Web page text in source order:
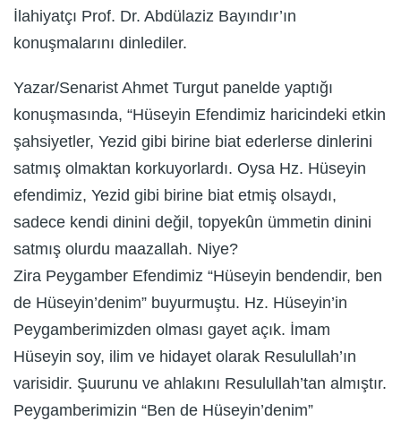
İlahiyatçı Prof. Dr. Abdülaziz Bayındır’ın
konuşmalarını dinlediler.
Yazar/Senarist Ahmet Turgut panelde yaptığı
konuşmasında, “Hüseyin Efendimiz haricindeki etkin
şahsiyetler, Yezid gibi birine biat ederlerse dinlerini
satmış olmaktan korkuyorlardı. Oysa Hz. Hüseyin
efendimiz, Yezid gibi birine biat etmiş olsaydı,
sadece kendi dinini değil, topyekûn ümmetin dinini
satmış olurdu maazallah. Niye?
Zira Peygamber Efendimiz “Hüseyin bendendir, ben
de Hüseyin’denim” buyurmuştu. Hz. Hüseyin’in
Peygamberimizden olması gayet açık. İmam
Hüseyin soy, ilim ve hidayet olarak Resulullah’ın
varisidir. Şuurunu ve ahlakını Resulullah’tan almıştır.
Peygamberimizin “Ben de Hüseyin’denim”